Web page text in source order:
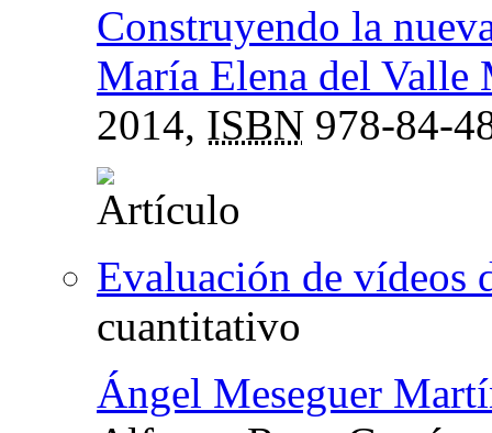
Construyendo la
María Elena del Valle
2014, ISBN 978-84-
Evaluación de vídeos
cuantitativo
Ángel Meseguer